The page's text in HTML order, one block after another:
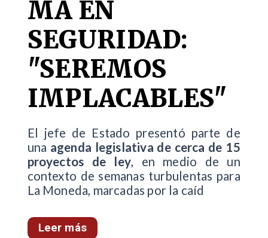
MA EN
SEGURIDAD:
"SEREMOS
IMPLACABLES"
El jefe de Estado presentó parte de
una agenda legislativa de cerca de 15
proyectos de ley, en medio de un
contexto de semanas turbulentas para
La Moneda, marcadas por la caíd
Leer más